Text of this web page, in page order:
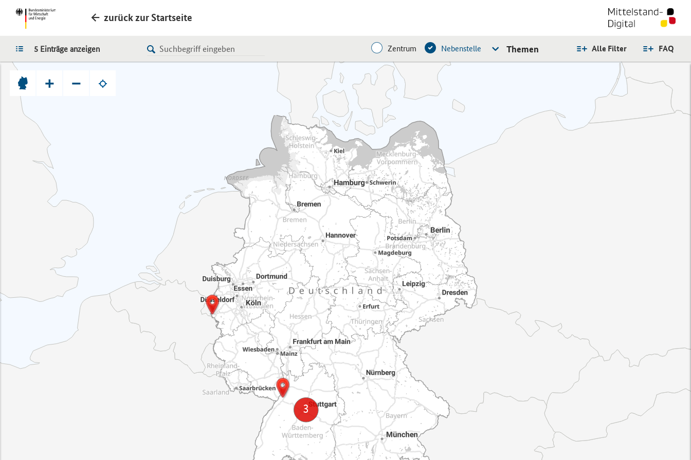
zurück zur Startseite
LISTE FAQ
Alle Filter
Zentrum Nebenstelle Themen
5 Einträge anzeigen
+ −